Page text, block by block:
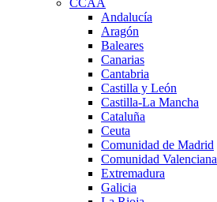
Andalucía
Aragón
Baleares
Canarias
Cantabria
Castilla y León
Castilla-La Mancha
Cataluña
Ceuta
Comunidad de Madrid
Comunidad Valenciana
Extremadura
Galicia